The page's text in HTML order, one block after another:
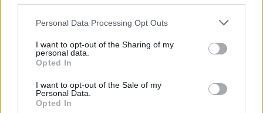
Please note that this website/app uses one or more Google
not limited to your visit or usage behaviour. You may click to
grant or deny consent to Google and its third-party tags to
use your data for below specified purposes in below Google
consent section.
Personal Data Processing Opt Outs
I want to opt-out of the Sharing of my
personal data.
Opted In
I want to opt-out of the Sale of my
Personal Data.
Opted In
«Ο ΠΙΣ αναγνωρίζει το μεγάλο βάρος που
σηκώνουν στις πλάτες τους οι νοσηλευτές τόσο
στο ΕΣΥ, όσο και στον ιδιωτικό τομέα, και
εξοντωτικές βάρδιες, τους χαμηλούς μισθούς
αλλά και τα περιστατικά βίας -λεκτικής,